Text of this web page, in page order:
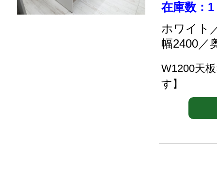
在庫数：1
ホワイト
幅2400／
W1200天
す】